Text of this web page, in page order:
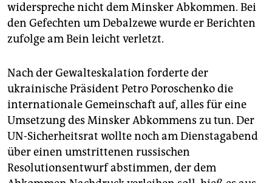
widerspreche nicht dem Minsker Abkommen. Bei
den Gefechten um Debalzewe wurde er Berichten
zufolge am Bein leicht verletzt.
Nach der Gewalteskalation forderte der
ukrainische Präsident Petro Poroschenko die
internationale Gemeinschaft auf, alles für eine
Umsetzung des Minsker Abkommens zu tun. Der
UN-Sicherheitsrat wollte noch am Dienstagabend
über einen umstrittenen russischen
Resolutionsentwurf abstimmen, der dem